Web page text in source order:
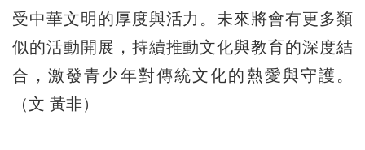
受中華文明的厚度與活力。未來將會有更多類
似的活動開展，持續推動文化與教育的深度結
合，激發青少年對傳統文化的熱愛與守護。
（文 黃非）